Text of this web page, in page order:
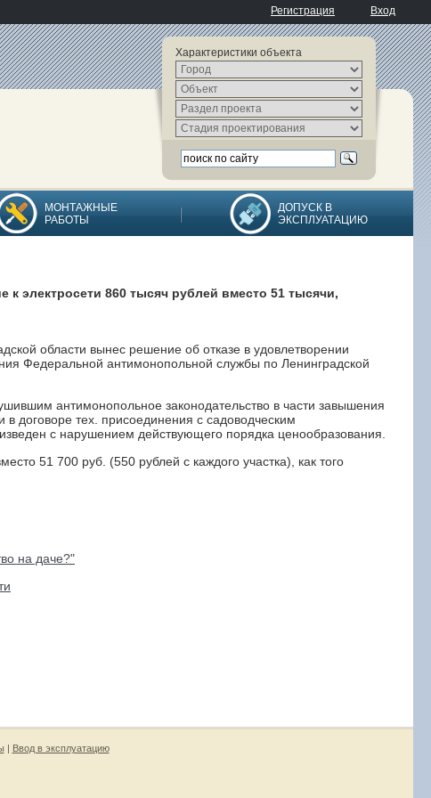
Регистрация Вход
Характеристики объекта
МОНТАЖНЫЕ
РАБОТЫ
ДОПУСК В
ЭКСПЛУАТАЦИЮ
к электросети 860 тысяч рублей вместо 51 тысячи,
области вынес решение об отказе в удовлетворении
Федеральной антимонопольной службы по Ленинградской
антимонопольное законодательство в части завышения
в договоре тех. присоединения с садоводческим
с нарушением действующего порядка ценообразования.
51 700 руб. (550 рублей с каждого участка), как того
на даче?"
| Ввод в эксплуатацию